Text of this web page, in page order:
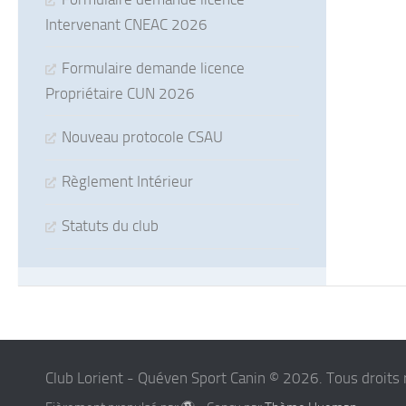
Intervenant CNEAC 2026
Formulaire demande licence
Propriétaire CUN 2026
Nouveau protocole CSAU
Règlement Intérieur
Statuts du club
Club Lorient - Quéven Sport Canin © 2026. Tous droits